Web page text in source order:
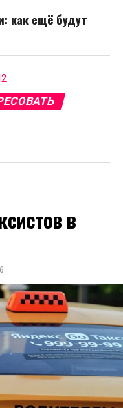
как ещё будут
в